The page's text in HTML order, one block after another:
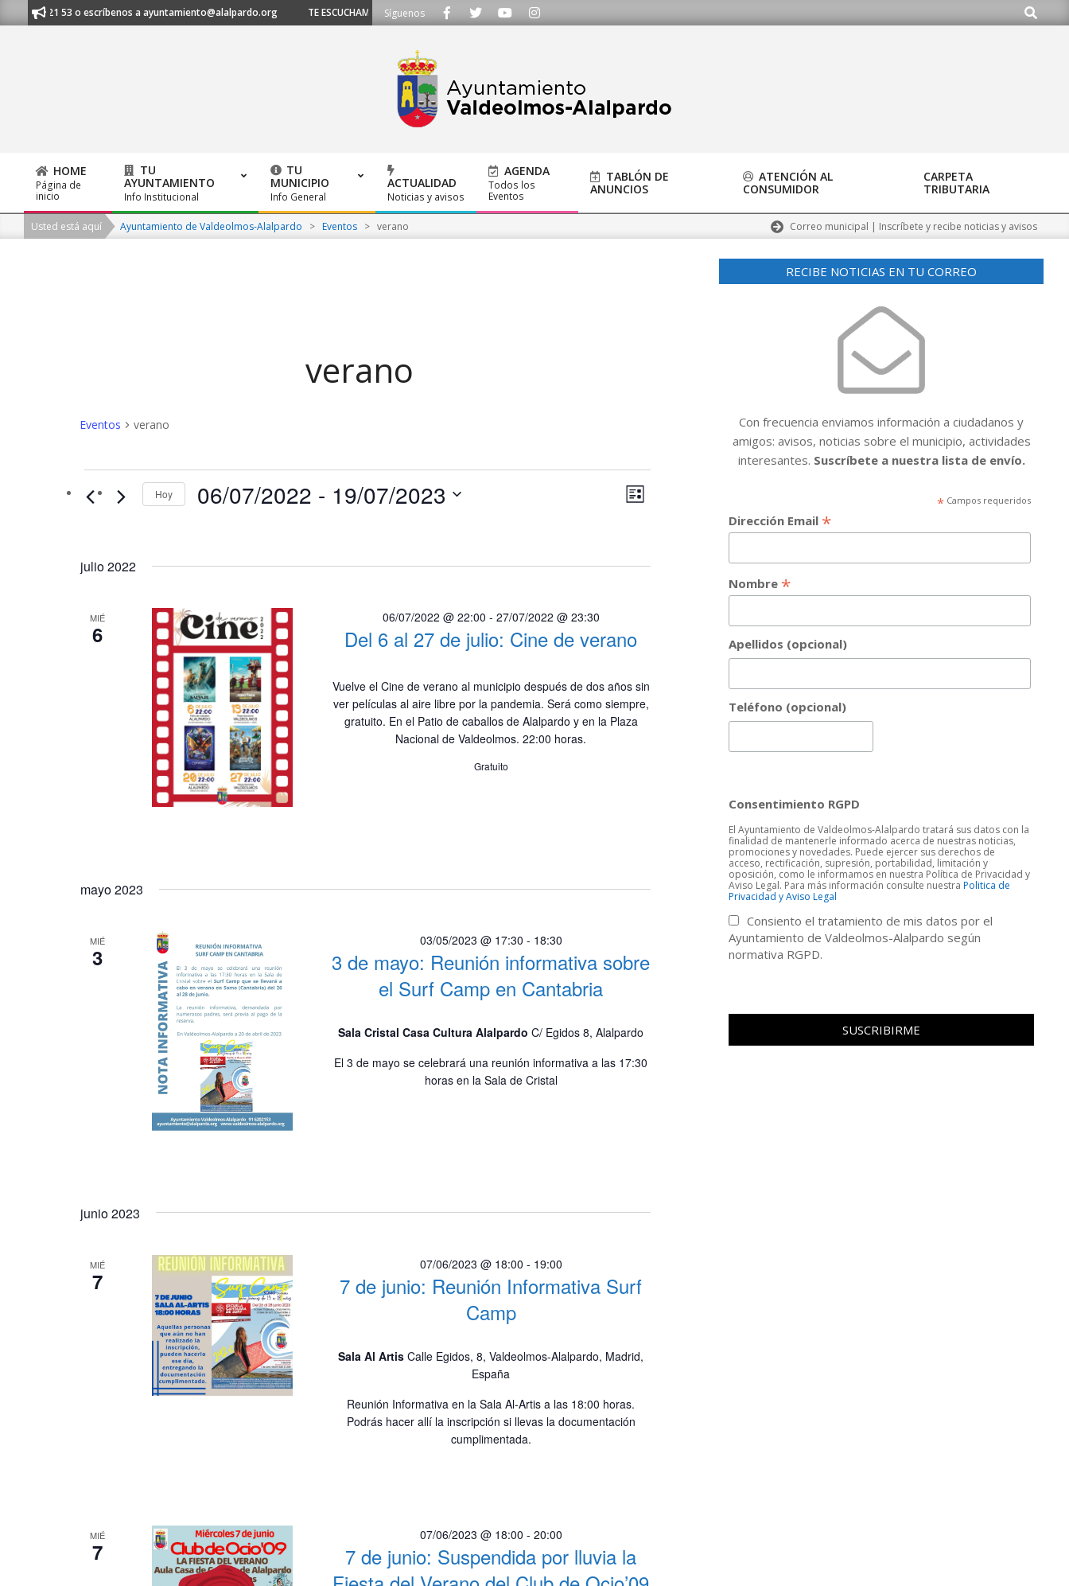
to
620 21 53 o escríbenos a ayuntamiento@alalpardo.org TE ESCUCHAMOS - Llámanos al 91 620 21 53 o escríbenos a ayuntamiento@alalpardo.org
Síguenos Buscar
Primary
Navigation
Menu
HOME
Página de
inicio
TU
AYUNTAMIENTO
Info Institucional
TU
MUNICIPIO
Info General
ACTUALIDAD
Noticias y avisos
AGENDA
Todos los
Eventos
TABLÓN DE
ANUNCIOS
ATENCIÓN AL
CONSUMIDOR
CARPETA
TRIBUTARIA
Usted está aquí Ayuntamiento de Valdeolmos-Alalpardo > Eventos > verano Correo municipal | Inscríbete y recibe noticias y avisos
verano
Eventos verano
Eventos
N
e
c
i
ó
n
t
s
N
a
g
i
ó
d
e
n
Lista
Hoy 06/07/2022 - 19/07/2023
julio 2022
MIÉ
6 Del 6 al 27 de julio: Cine de verano
06/07/2022 @ 22:00 - 27/07/2022 @ 23:30
Vuelve el Cine de verano al municipio después de dos años sin
ver películas al aire libre por la pandemia. Será como siempre,
gratuito. En el Patio de caballos de Alalpardo y en la Plaza
Nacional de Valdeolmos. 22:00 horas.
Gratuito
mayo 2023
MIÉ
3
3 de mayo: Reunión informativa sobre
el Surf Camp en Cantabria
03/05/2023 @ 17:30 - 18:30
Sala Cristal Casa Cultura Alalpardo C/ Egidos 8, Alalpardo
El 3 de mayo se celebrará una reunión informativa a las 17:30
horas en la Sala de Cristal
junio 2023
MIÉ
7
7 de junio: Reunión Informativa Surf
Camp
07/06/2023 @ 18:00 - 19:00
Sala Al Artis Calle Egidos, 8, Valdeolmos-Alalpardo, Madrid,
España
Reunión Informativa en la Sala Al-Artis a las 18:00 horas.
Podrás hacer allí la inscripción si llevas la documentación
cumplimentada.
MIÉ
7
7 de junio: Suspendida por lluvia la
07/06/2023 @ 18:00 - 20:00
RECIBE NOTICIAS EN TU CORREO
Con frecuencia enviamos información a ciudadanos y
amigos: avisos, noticias sobre el municipio, actividades
interesantes. Suscríbete a nuestra lista de envío.
* Campos requeridos
Dirección Email *
Nombre *
Apellidos (opcional)
Teléfono (opcional)
Consentimiento RGPD
El Ayuntamiento de Valdeolmos-Alalpardo tratará sus datos con la
finalidad de mantenerle informado acerca de nuestras noticias,
promociones y novedades. Puede ejercer sus derechos de
acceso, rectificación, supresión, portabilidad, limitación y
oposición, como le informamos en nuestra Política de Privacidad y
Aviso Legal. Para más información consulte nuestraPolitica de
Privacidad y Aviso Legal
Consiento el tratamiento de mis datos por el
Ayuntamiento de Valdeolmos-Alalpardo según
normativa RGPD.